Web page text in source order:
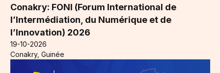
Conakry: FONI (Forum International de
l’Intermédiation, du Numérique et de
l’Innovation) 2026
19-10-2026
Conakry, Guinée